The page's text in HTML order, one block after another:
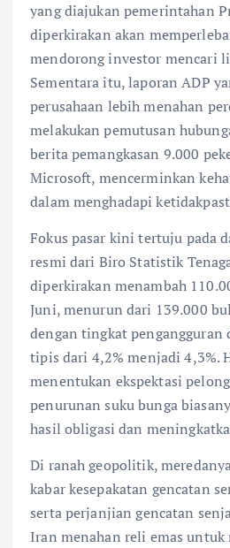
yang diajukan pemerintahan
diperkirakan akan
mendorong investor mencari
Sementara itu, laporan ADP
perusahaan lebih menahan
melakukan pemutusan
berita pemangkasan 9.000
Microsoft, mencerminkan
dalam menghadapi
Fokus pasar kini tertuju pada
resmi dari Biro Statistik
diperkirakan menambah
Juni, menurun dari 139.000
dengan tingkat pengangguran
tipis dari 4,2% menjadi 4,3%.
menentukan ekspektasi
penurunan suku bunga
hasil obligasi dan
Di ranah geopolitik,
kabar kesepakatan gencatan
serta perjanjian gencatan
Iran menahan reli emas untuk